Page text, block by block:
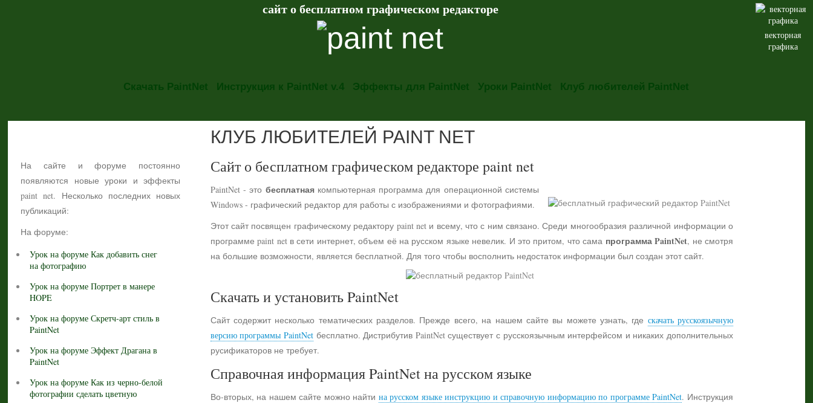
векторная
графика
сайт о бесплатном графическом редакторе
Скачать PaintNet Инструкция к PaintNet v.4 Эффекты для PaintNet Уроки PaintNet Клуб любителей PaintNet
На сайте и форуме постоянно
появляются новые уроки и эффекты
paint net. Несколько последних новых
публикаций:
На форуме:
Урок на форуме Как добавить снег
на фотографию
Урок на форуме Портрет в манере
HOPE
Урок на форуме Скретч-арт стиль в
PaintNet
Урок на форуме Эффект Драгана в
PaintNet
Урок на форуме Как из черно-белой
фотографии сделать цветную
КЛУБ ЛЮБИТЕЛЕЙ PAINT NET
Сайт о бесплатном графическом редакторе paint net
PaintNet - это бесплатнаякомпьютерная программа для операционной системы
Windows - графический редактор для работы с изображениями и фотографиями.
Этот сайт посвящен графическому редактору paint net и всему, что с ним связано. Среди многообразия различной информации о
программе paint net в сети интернет, объем её на русском языке невелик. И это притом, что сама программа PaintNet, не смотря
на большие возможности, является бесплатной. Для того чтобы восполнить недостаток информации был создан этот сайт.
Скачать и установить PaintNet
Сайт содержит несколько тематических разделов. Прежде всего, на нашем сайте вы можете узнать, где скачать русскоязычную
версию программы PaintNetбесплатно. Дистрибутив PaintNet существует с русскоязычным интерфейсом и никаких дополнительных
русификаторов не требует.
Справочная информация PaintNet на русском языке
Во-вторых, на нашем сайте можно найти на русском языке инструкцию и справочную информацию по программе PaintNet. Инструкция